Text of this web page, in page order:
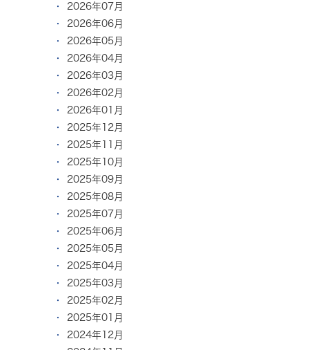
2026年07月
2026年06月
2026年05月
2026年04月
2026年03月
2026年02月
2026年01月
2025年12月
2025年11月
2025年10月
2025年09月
2025年08月
2025年07月
2025年06月
2025年05月
2025年04月
2025年03月
2025年02月
2025年01月
2024年12月